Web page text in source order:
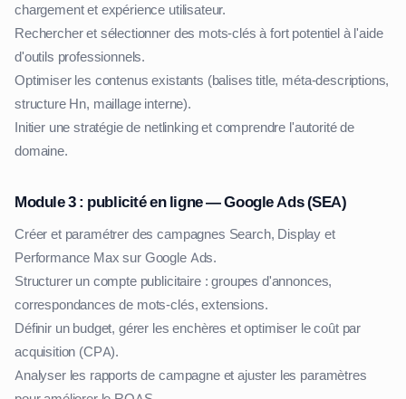
chargement et expérience utilisateur.
Rechercher et sélectionner des mots-clés à fort potentiel à l'aide
d'outils professionnels.
Optimiser les contenus existants (balises title, méta-descriptions,
structure Hn, maillage interne).
Initier une stratégie de netlinking et comprendre l'autorité de
domaine.
Module 3 : publicité en ligne — Google Ads (SEA)
Créer et paramétrer des campagnes Search, Display et
Performance Max sur Google Ads.
Structurer un compte publicitaire : groupes d'annonces,
correspondances de mots-clés, extensions.
Définir un budget, gérer les enchères et optimiser le coût par
acquisition (CPA).
Analyser les rapports de campagne et ajuster les paramètres